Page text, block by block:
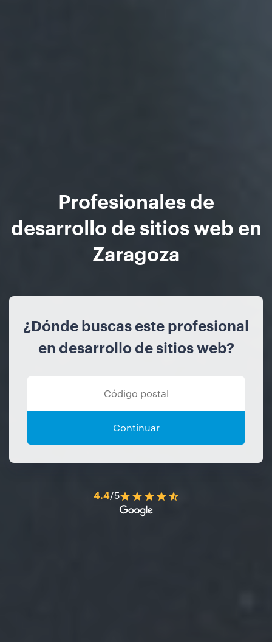
Profesionales de
desarrollo de sitios web en
Zaragoza
¿Dónde buscas este profesional
en desarrollo de sitios web?
Continuar
4.4/5